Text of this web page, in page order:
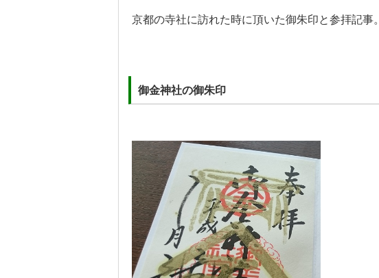
京都の寺社に訪れた時に頂いた御朱印と参拝記事。
御金神社の御朱印